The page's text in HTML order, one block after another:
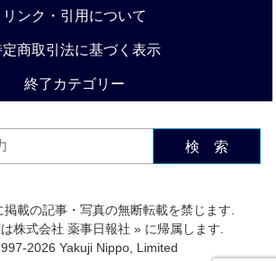
リンク・引用について
定商取引法に基づく表示
終了カテゴリー
検 索
掲載の記事・写真の無断転載を禁じます.
株式会社 薬事日報社 » に帰属します.
2026 Yakuji Nippo, Limited